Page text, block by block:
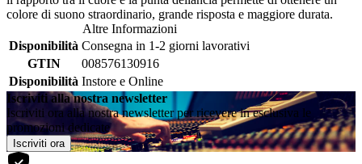
colore di suono straordinario, grande risposta e maggiore durata.
Altre Informazioni
Disponibilità Consegna in 1-2 giorni lavorativi
GTIN
008576130916
Disponibilità Instore e Online
Iscriviti alla nostra newsletter
Iscriviti ora alla nostra newsletter per ricevere in esclusiva le
promozioni dedicate
Iscriviti ora